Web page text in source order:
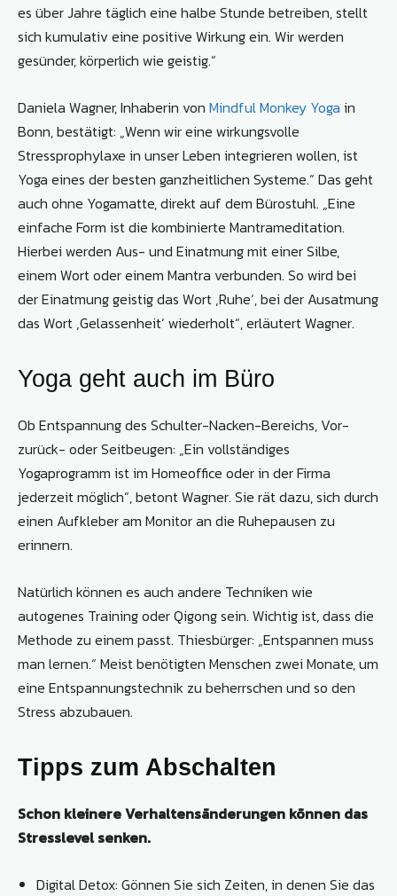
es über Jahre täglich eine halbe Stunde betreiben, stellt
sich kumulativ eine positive Wirkung ein. Wir werden
gesünder, körperlich wie geistig.“
Daniela Wagner, Inhaberin von Mindful Monkey Yoga in
Bonn, bestätigt: „Wenn wir eine wirkungsvolle
Stressprophylaxe in unser Leben integrieren wollen, ist
Yoga eines der besten ganzheitlichen Systeme.“ Das geht
auch ohne Yogamatte, direkt auf dem Bürostuhl. „Eine
einfache Form ist die kombinierte Mantrameditation.
Hierbei werden Aus- und Einatmung mit einer Silbe,
einem Wort oder einem Mantra verbunden. So wird bei
der Einatmung geistig das Wort ‚Ruhe‘, bei der Ausatmung
das Wort ‚Gelassenheit‘ wiederholt“, erläutert Wagner.
Yoga geht auch im Büro
Ob Entspannung des Schulter-Nacken-Bereichs, Vor-
zurück- oder Seitbeugen: „Ein vollständiges
Yogaprogramm ist im Homeoffice oder in der Firma
jederzeit möglich“, betont Wagner. Sie rät dazu, sich durch
einen Aufkleber am Monitor an die Ruhepausen zu
erinnern.
Natürlich können es auch andere Techniken wie
autogenes Training oder Qigong sein. Wichtig ist, dass die
Methode zu einem passt. Thiesbürger: „Entspannen muss
man lernen.“ Meist benötigten Menschen zwei Monate, um
eine Entspannungstechnik zu beherrschen und so den
Stress abzubauen.
Tipps zum Abschalten
Schon kleinere Verhaltensänderungen können das
Stresslevel senken.
Digital Detox: Gönnen Sie sich Zeiten, in denen Sie das